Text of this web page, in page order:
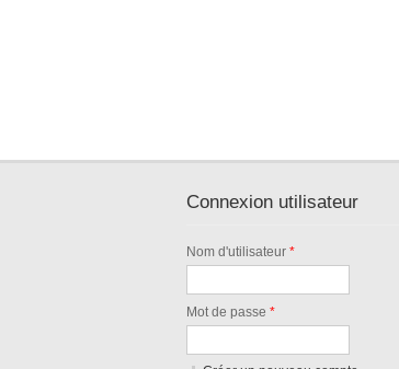
Connexion utilisateur
Nom d'utilisateur*
Mot de passe*